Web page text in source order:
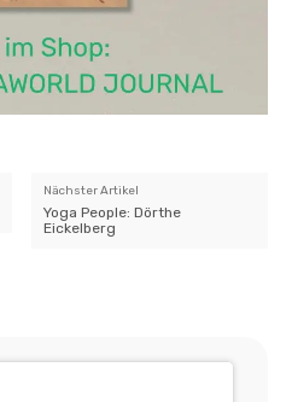
Nächster Artikel
Yoga People: Dörthe
Eickelberg